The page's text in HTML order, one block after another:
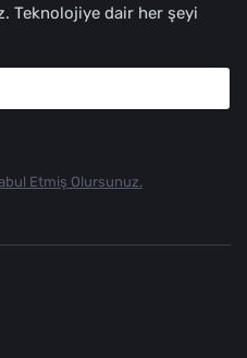
Teknolojiye dair her şeyi
Etmiş Olursunuz.